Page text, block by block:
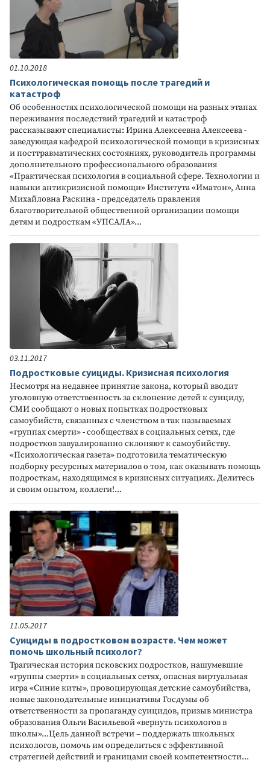
01.10.2018
Психологическая помощь после трагедий и
катастроф
Об особенностях психологической помощи на разных этапах
переживания последствий трагедий и катастроф
рассказывают специалисты: Ирина Алексеевна Алексеева -
заведующая кафедрой психологической помощи в кризисных
и посттравматических состояниях, руководитель программы
дополнительного профессионального образования
«Практическая психология в социальной сфере. Технологии и
навыки антикризисной помощи» Института «Иматон», Анна
Михайловна Раскина - председатель правления
благотворительной общественной организации помощи
детям и подросткам «УПСАЛА»...
03.11.2017
Подростковые суициды. Кризисная психология
Несмотря на недавнее принятие закона, который вводит
уголовную ответственность за склонение детей к суициду,
СМИ сообщают о новых попытках подростковых
самоубийств, связанных с членством в так называемых
«группах смерти» - сообществах в социальных сетях, где
подростков завуалированно склоняют к самоубийству.
«Психологическая газета» подготовила тематическую
подборку ресурсных материалов о том, как оказывать помощь
подросткам, находящимся в кризисных ситуациях. Делитесь
и своим опытом, коллеги!...
11.05.2017
Суициды в подростковом возрасте. Чем может
помочь школьный психолог?
Трагическая история псковских подростков, нашумевшие
«группы смерти» в социальных сетях, опасная виртуальная
игра «Синие киты», провоцирующая детские самоубийства,
новые законодательные инициативы Госдумы об
ответственности за пропаганду суицидов, призыв министра
образования Ольги Васильевой «вернуть психологов в
школы»...Цель данной встречи – поддержать школьных
психологов, помочь им определиться с эффективной
стратегией действий и границами своей компетентности...